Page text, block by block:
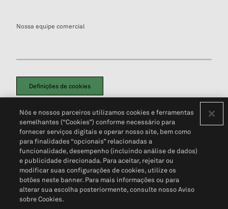
Nossa equipe comercial
Definições de cookies
Política de PrivacidadePortal de privacidade do cliente (em inglês)
Não Venda Minhas Informações Pessoais© 2026 S&P Global
Nós e nossos parceiros utilizamos cookies e ferramentas
semelhantes (“Cookies”) conforme necessário para
fornecer serviços digitais e operar nosso site, bem como
para finalidades “opcionais” relacionadas a
funcionalidade, desempenho (incluindo análise de dados)
e publicidade direcionada. Para aceitar, rejeitar ou
modificar suas configurações de cookies, utilize os
botões neste banner. Para mais informações ou para
alterar sua escolha posteriormente, consulte nosso Aviso
sobre Cookies.